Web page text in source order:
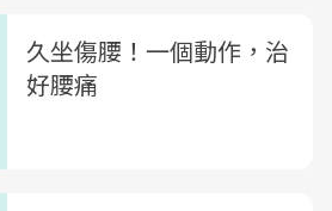
久坐傷腰！一個動作，治
好腰痛